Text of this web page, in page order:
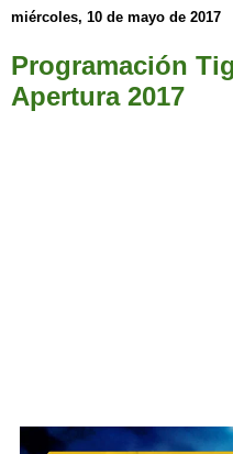
miércoles, 10 de mayo de 2017
Programación
Apertura 2017